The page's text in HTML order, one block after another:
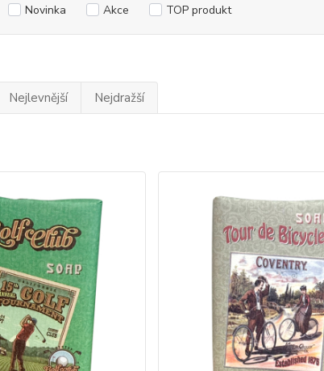
Novinka Akce TOP produkt
Nejlevnější Nejdražší